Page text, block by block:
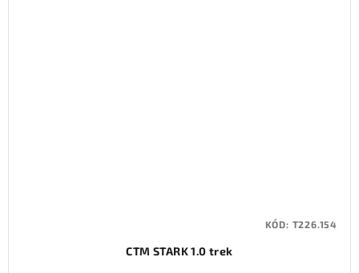
CTM STARK 1.0 trek
KÓD: T226.154